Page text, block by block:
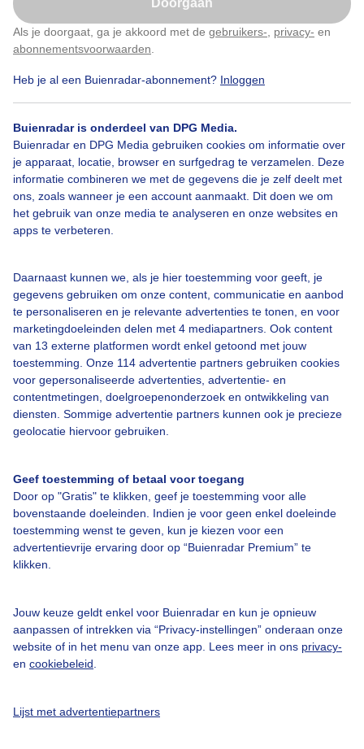
Doorgaan
Als je doorgaat, ga je akkoord met de gebruikers- privacy- en
abonnementsvoorwaarden
Heb je al een Buienradar-abonnement? Inloggen
Buienradar is onderdeel van DPG Media.
Buienradar en DPG Media gebruiken cookies om informatie over
je apparaat, locatie, browser en surfgedrag te verzamelen. Deze
informatie combineren we met de gegevens die je zelf deelt met
ons, zoals wanneer je een account aanmaakt. Dit doen we om
het gebruik van onze media te analyseren en onze websites en
apps te verbeteren.
Daarnaast kunnen we, als je hier toestemming voor geeft, je
gegevens gebruiken om onze content, communicatie en aanbod
te personaliseren en je relevante advertenties te tonen, en voor
marketingdoeleinden delen met 4 mediapartners. Ook content
van 13 externe platformen wordt enkel getoond met jouw
toestemming. Onze 114 advertentie partners gebruiken cookies
voor gepersonaliseerde advertenties, advertentie- en
contentmetingen, doelgroepenonderzoek en ontwikkeling van
diensten. Sommige advertentie partners kunnen ook je precieze
geolocatie hiervoor gebruiken.
Geef toestemming of betaal voor toegang
Door op "Gratis" te klikken, geef je toestemming voor alle
bovenstaande doeleinden. Indien je voor geen enkel doeleinde
toestemming wenst te geven, kun je kiezen voor een
advertentievrije ervaring door op “Buienradar Premium” te
klikken.
Jouw keuze geldt enkel voor Buienradar en kun je opnieuw
aanpassen of intrekken via “Privacy-instellingen” onderaan onze
website of in het menu van onze app. Lees meer in ons privacy-
en cookiebeleid
Lijst met advertentiepartners
Door: Maddy Koster
Bekijk slideshow
Een moment geduld aub...
Over Buienradar
Contact
Toegankelijkheid
Gebruikersvoorwaarden
Buienradar Team
Privacy beleid
Cookie beleid
Gratis weerdata
Klik hierom dit aan te passen